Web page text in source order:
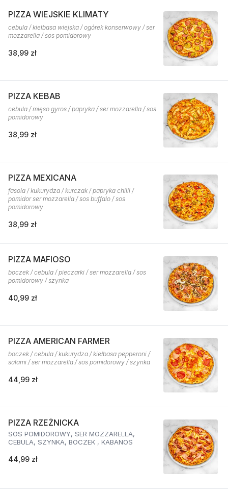
PIZZA WIEJSKIE KLIMATY
cebula / kiełbasa wiejska / ogórek konserwowy / ser
mozzarella / sos pomidorowy
38,99 zł
PIZZA KEBAB
cebula / mięso gyros / papryka / ser mozzarella / sos
pomidorowy
38,99 zł
PIZZA MEXICANA
fasola / kukurydza / kurczak / papryka chilli /
pomidor ser mozzarella / sos buffalo / sos
pomidorowy
38,99 zł
PIZZA MAFIOSO
boczek / cebula / pieczarki / ser mozzarella / sos
pomidorowy / szynka
40,99 zł
PIZZA AMERICAN FARMER
boczek / cebula / kukurydza / kiełbasa pepperoni /
salami / ser mozzarella / sos pomidorowy / szynka
44,99 zł
PIZZA RZEŻNICKA
SOS POMIDOROWY, SER MOZZARELLA,
CEBULA, SZYNKA, BOCZEK , KABANOS
44,99 zł